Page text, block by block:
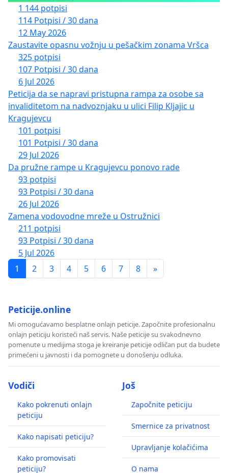
1 144 potpisi
114 Potpisi / 30 dana
12 May 2026
Zaustavite opasnu vožnju u pešačkim zonama Vršca
325 potpisi
107 Potpisi / 30 dana
6 Jul 2026
Peticija da se napravi pristupna rampa za osobe sa
invaliditetom na nadvoznjaku u ulici Filip Kljajic u
Kragujevcu
101 potpisi
101 Potpisi / 30 dana
29 Jul 2026
Da pružne rampe u Kragujevcu ponovo rade
93 potpisi
93 Potpisi / 30 dana
26 Jul 2026
Zamena vodovodne mreže u Ostružnici
211 potpisi
93 Potpisi / 30 dana
5 Jul 2026
1
2 3 4 5 6 7 8 »
Peticije.online
Mi omogućavamo besplatne onlajn peticije. Započnite profesionalnu
onlajn peticiju koristeći naš servis. Naše peticije su svakodnevno
pomenute u medijima stoga je kreiranje peticije odličan put da budete
primećeni u javnosti i da pomognete u donošenju odluka.
Vodiči
Kako pokrenuti onlajn
peticiju
Kako napisati peticiju?
Kako promovisati
peticiju?
Još
Započnite peticiju
Smernice za privatnost
Upravljanje kolačićima
O nama